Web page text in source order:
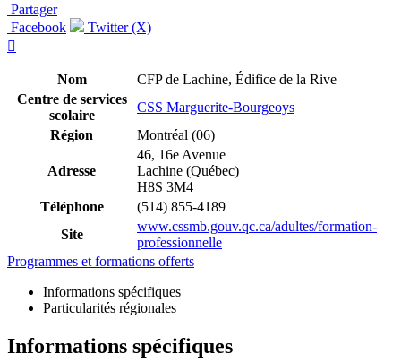
Partager
Facebook
Twitter (X)

Nom
CFP de Lachine, Édifice de la Rive
Centre de services
scolaire
CSS Marguerite-Bourgeoys
Région
Montréal (06)
Adresse
46, 16e Avenue
Lachine (Québec)
H8S 3M4
Téléphone
(514) 855-4189
Site
www.cssmb.gouv.qc.ca/adultes/formation-
professionnelle
Programmes et formations offerts
Informations spécifiques
Particularités régionales
Informations spécifiques